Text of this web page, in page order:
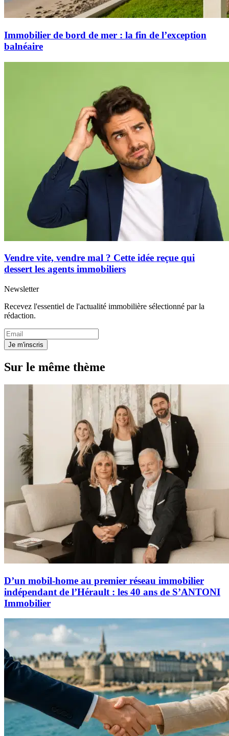
Immobilier de bord de mer : la fin de l’exception
balnéaire
Vendre vite, vendre mal ? Cette idée reçue qui
dessert les agents immobiliers
Newsletter
Recevez l'essentiel de l'actualité immobilière sélectionné par la
rédaction.
Je m'inscris
Sur le même thème
D’un mobil-home au premier réseau immobilier
indépendant de l’Hérault : les 40 ans de S’ANTONI
Immobilier